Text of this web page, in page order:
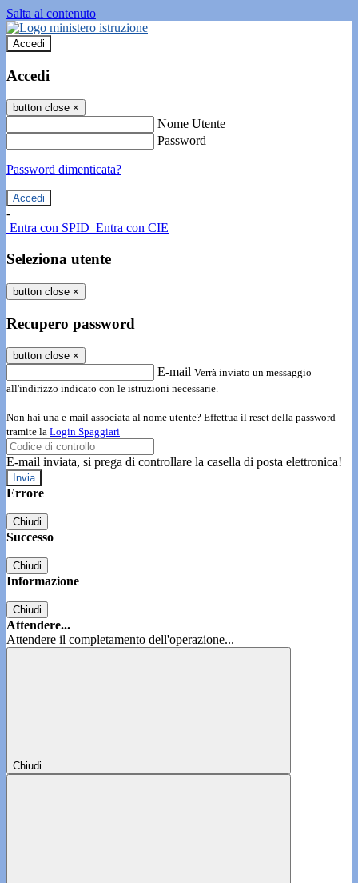
Salta al contenuto
Accedi
Accedi
button close ×
Nome Utente
Password
Password dimenticata?
-
Entra con SPID Entra con CIE
Seleziona utente
button close ×
Recupero password
button close ×
E-mail Verrà inviato un messaggio
all'indirizzo indicato con le istruzioni necessarie.
Non hai una e-mail associata al nome utente? Effettua il reset della password
tramite la Login Spaggiari
E-mail inviata, si prega di controllare la casella di posta elettronica!
Errore
Chiudi
Successo
Chiudi
Informazione
Chiudi
Attendere...
Attendere il completamento dell'operazione...
Chiudi